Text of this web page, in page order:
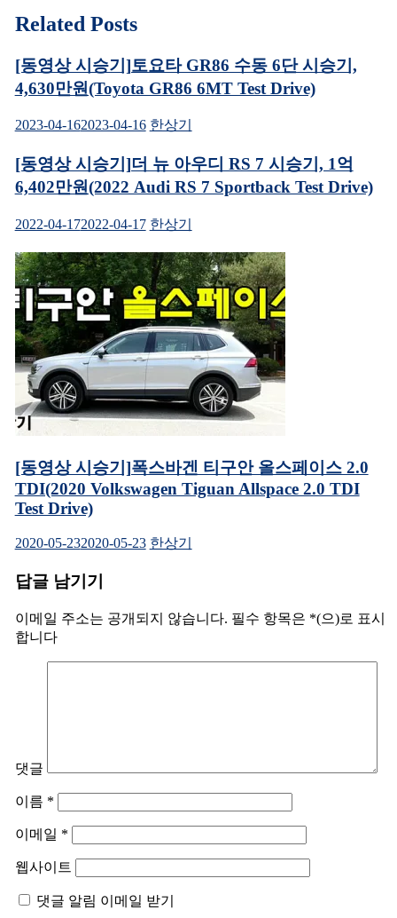
요.
(새
서
열
림)
이
션
Related Posts
[동영상 시승기]토요타 GR86 수동 6단 시승기,
4,630만원(Toyota GR86 6MT Test Drive)
2023-04-162023-04-16 한상기
[동영상 시승기]더 뉴 아우디 RS 7 시승기, 1억
6,402만원(2022 Audi RS 7 Sportback Test Drive)
2022-04-172022-04-17 한상기
[동영상 시승기]폭스바겐 티구안 올스페이스 2.0
TDI(2020 Volkswagen Tiguan Allspace 2.0 TDI
Test Drive)
2020-05-232020-05-23 한상기
답글 남기기
이메일 주소는 공개되지 않습니다. 필수 항목은 *(으)로 표시
합니다
댓글
이름 *
이메일 *
웹사이트
댓글 알림 이메일 받기